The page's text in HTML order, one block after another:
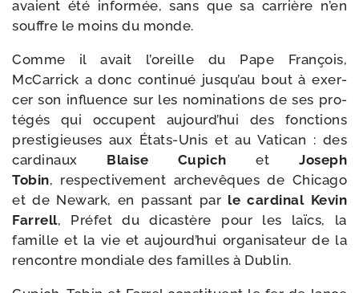
avaient été infor­mée, sans que sa car­rière n’en
souffre le moins du monde.
Comme il avait l’oreille du Pape François,
McCarrick a donc conti­nué jusqu’au bout à exer­
cer son influence sur les nomi­na­tions de ses pro­
té­gés qui occupent aujourd’hui des fonc­tions
pres­ti­gieuses aux États-​Unis et au Vatican : des
car­di­naux Blaise Cupich et Joseph
Tobin, res­pec­ti­ve­ment arche­vêques de Chicago
et de Newark, en pas­sant par le car­di­nal Kevin
Farrell, Préfet du dicas­tère pour les laïcs, la
famille et la vie et aujourd’hui orga­ni­sa­teur de la
ren­contre mon­diale des familles à Dublin.